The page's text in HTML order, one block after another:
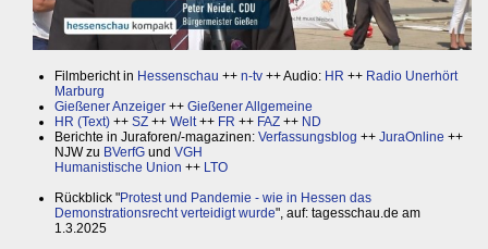
Filmbericht in Hessenschau ++ n-tv ++ Audio: HR ++ Radio Unerhört
Marburg
Gießener Anzeiger ++ Gießener Allgemeine
HR (Text) ++ SZ ++ Welt++ FR ++ FAZ ++ ND
Berichte in Juraforen/-magazinen: Verfassungsblog ++ JuraOnline ++
NJW zu BVerfG und VGH
Humanistische Union ++ LTO
Rückblick "Protest und Pandemie - wie in Hessen das
Demonstrationsrecht verteidigt wurde", auf: tagesschau.de am
1.3.2025